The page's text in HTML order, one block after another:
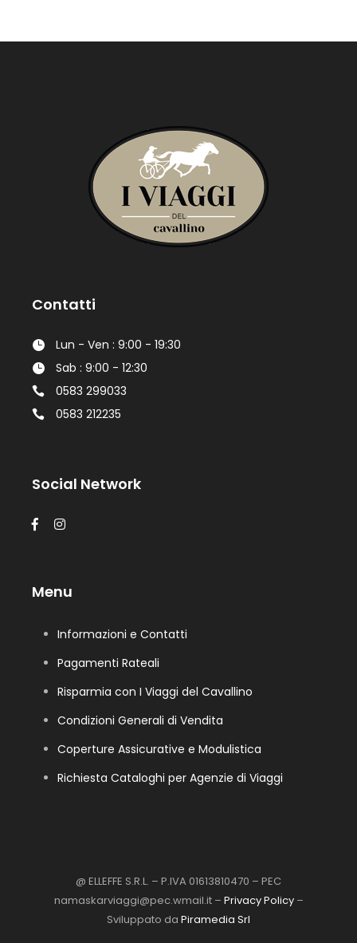
Contatti
Lun - Ven : 9:00 - 19:30
Sab : 9:00 - 12:30
0583 299033
0583 212235
Social Network
Menu
Informazioni e Contatti
Pagamenti Rateali
Risparmia con I Viaggi del Cavallino
Condizioni Generali di Vendita
Coperture Assicurative e Modulistica
Richiesta Cataloghi per Agenzie di Viaggi
@ ELLEFFE S.R.L. – P.IVA 01613810470 – PEC
namaskarviaggi@pec.wmail.it – Privacy Policy–
Sviluppato da Piramedia Srl